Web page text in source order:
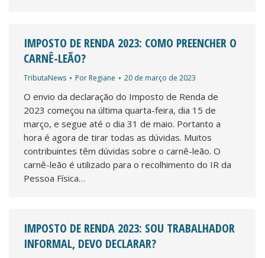
IMPOSTO DE RENDA 2023: COMO PREENCHER O
CARNÊ-LEÃO?
TributaNews Por Regiane 20 de março de 2023
O envio da declaração do Imposto de Renda de
2023 começou na última quarta-feira, dia 15 de
março, e segue até o dia 31 de maio. Portanto a
hora é agora de tirar todas as dúvidas. Muitos
contribuintes têm dúvidas sobre o carnê-leão. O
carnê-leão é utilizado para o recolhimento do IR da
Pessoa Física…
IMPOSTO DE RENDA 2023: SOU TRABALHADOR
INFORMAL, DEVO DECLARAR?